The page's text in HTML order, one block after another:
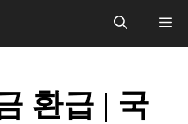
메
환급 | 국